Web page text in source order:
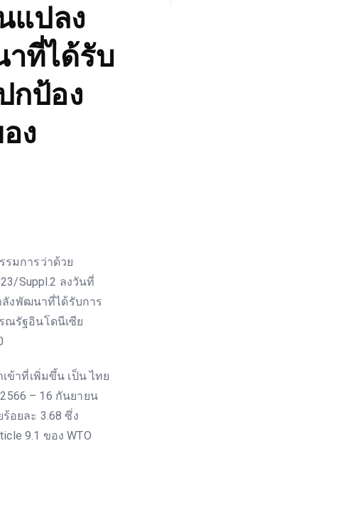
แปลง
ที่ได้รับ
กป้อง
ง
รมการว่าด้วย
Suppl.2 ลงวันที่
ลังพัฒนาที่ได้รับการ
ณรัฐอินโดนีเซีย
ข้าที่เพิ่มขึ้น เป็น ไทย
– 16 กันยายน
อยละ 3.68 ซึ่ง
9.1 ของ WTO